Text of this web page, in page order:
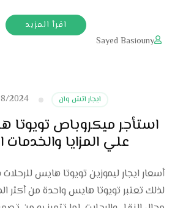
اقرأ المزيد
Sayed Basiouny
ايجار اتش وان 2024
استأجر ميكروباص
علي المزايا والخدمات
أسعار ايجار ليموزين تويوتا هايس
لذلك تعتبر تويوتا هايس واحدة من أكثر